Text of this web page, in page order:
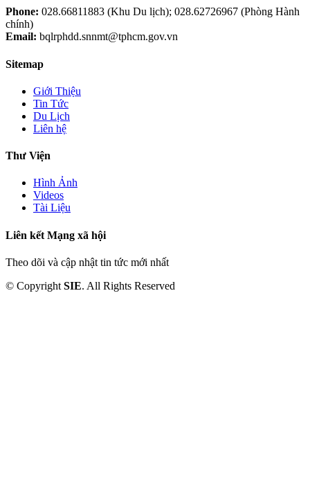
Phone: 028.66811883 (Khu Du lịch); 028.62726967 (Phòng Hành
chính)
Email: bqlrphdd.snnmt@tphcm.gov.vn
Sitemap
Giới Thiệu
Tin Tức
Du Lịch
Liên hệ
Thư Viện
Hình Ảnh
Videos
Tài Liệu
Liên kết Mạng xã hội
Theo dõi và cập nhật tin tức mới nhất
© Copyright SIE. All Rights Reserved